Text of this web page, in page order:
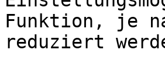
Funktion, je
reduziert